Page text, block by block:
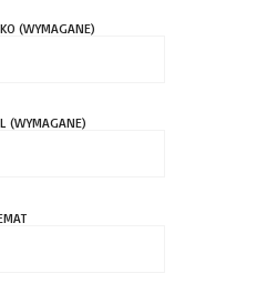
(WYMAGANE)
(WYMAGANE)